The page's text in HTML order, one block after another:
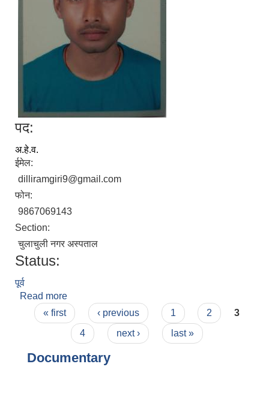
पद:
अ.हे.व.
ईमेल:
dilliramgiri9@gmail.com
फोन:
9867069143
Section:
चुलाचुली नगर अस्पताल
Status:
पूर्व
Read more
Pages
« first ‹ previous 1 2
3
4
next › last »
Documentary